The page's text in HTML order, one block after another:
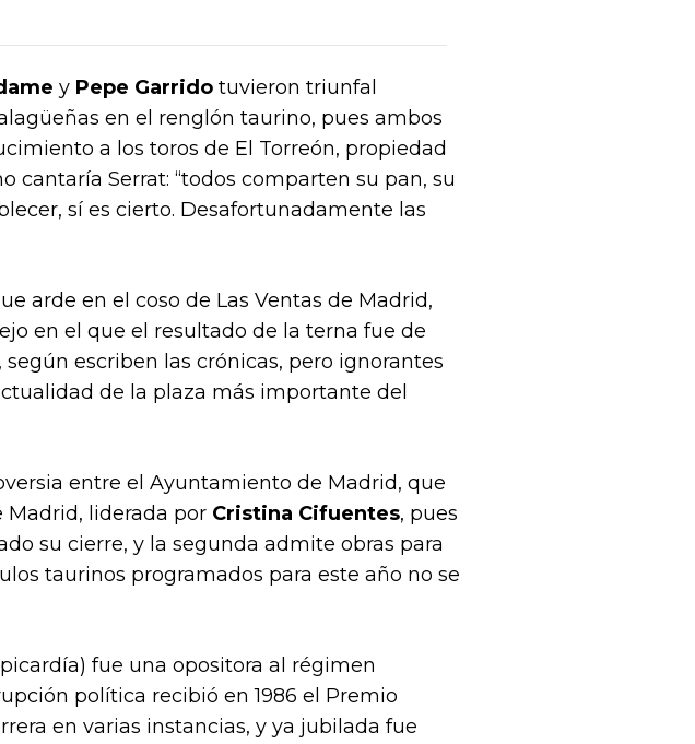
y Pepe Garrido tuvieron triunfal
en el renglón taurino, pues ambos
a los toros de El Torreón, propiedad
cantaría Serrat: “todos comparten su pan, su
sí es cierto. Desafortunadamente las
arde en el coso de Las Ventas de Madrid,
en el que el resultado de la terna fue de
escriben las crónicas, pero ignorantes
de la plaza más importante del
entre el Ayuntamiento de Madrid, que
Madrid, liderada por Cristina Cifuentes, pues
su cierre, y la segunda admite obras para
taurinos programados para este año no se
fue una opositora al régimen
política recibió en 1986 el Premio
en varias instancias, y ya jubilada fue